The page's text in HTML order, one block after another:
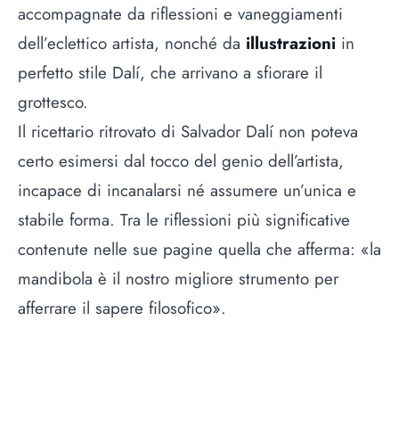
accompagnate da riflessioni e vaneggiamenti
dell’eclettico artista, nonché da illustrazioni in
perfetto stile Dalí, che arrivano a sfiorare il
grottesco.
Il ricettario ritrovato di Salvador Dalí non poteva
certo esimersi dal tocco del genio dell’artista,
incapace di incanalarsi né assumere un’unica e
stabile forma. Tra le riflessioni più significative
contenute nelle sue pagine quella che afferma: «la
mandibola è il nostro migliore strumento per
afferrare il sapere filosofico».